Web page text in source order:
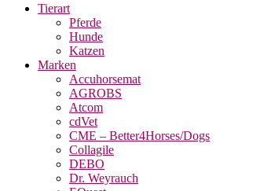
Tierart
Pferde
Hunde
Katzen
Marken
Accuhorsemat
AGROBS
Atcom
cdVet
CME – Better4Horses/Dogs
Collagile
DEBO
Dr. Weyrauch